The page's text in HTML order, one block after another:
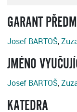
GARANT
Josef BARTOŠ,
JMÉNO
Josef BARTOŠ,
KATEDRA